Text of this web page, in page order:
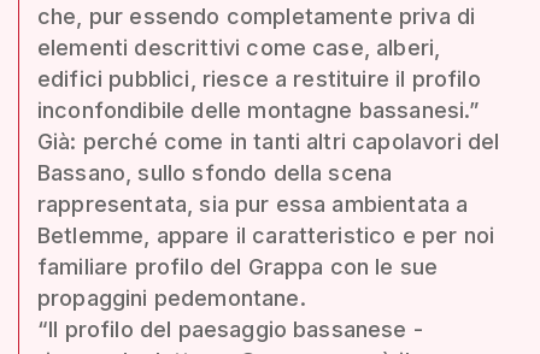
che, pur essendo completamente priva di
elementi descrittivi come case, alberi,
edifici pubblici, riesce a restituire il profilo
inconfondibile delle montagne bassanesi.”
Già: perché come in tanti altri capolavori del
Bassano, sullo sfondo della scena
rappresentata, sia pur essa ambientata a
Betlemme, appare il caratteristico e per noi
familiare profilo del Grappa con le sue
propaggini pedemontane.
“Il profilo del paesaggio bassanese -